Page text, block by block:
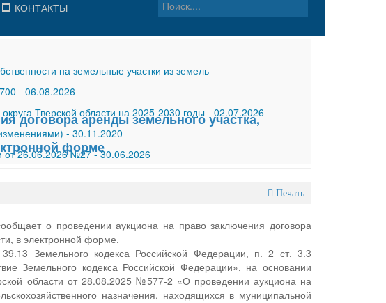
КОНТАКТЫ
на земельные участки из земель
- 06.08.2026
Тверской области на 2025-2030 годы - 02.07.2026
- 30.11.2020
от 26.06.2026 №27-30.06.2026
договора аренды земельного участка,
форме
Печать
о проведении аукциона на право заключения договора
в электронной форме.
Земельного кодекса Российской Федерации, п. 2 ст. 3.3
Земельного кодекса Российской Федерации», на основании
области от 28.08.2025 №577-2 «О проведении аукциона на
назначения, находящихся в муниципальной